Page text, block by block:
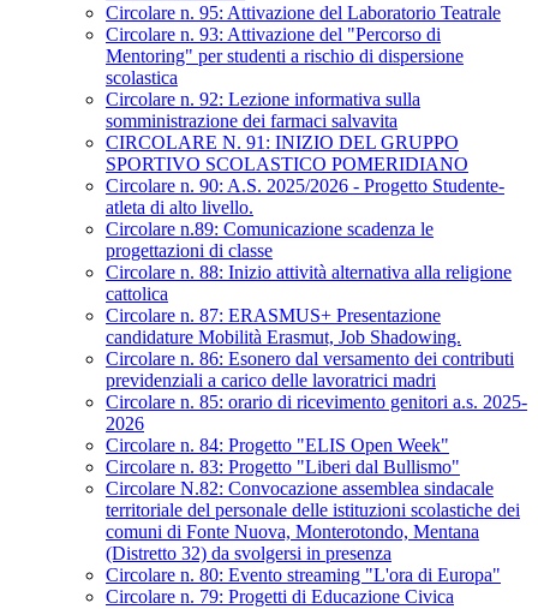
Circolare n. 95: Attivazione del Laboratorio Teatrale
Circolare n. 93: Attivazione del "Percorso di
Mentoring" per studenti a rischio di dispersione
scolastica
Circolare n. 92: Lezione informativa sulla
somministrazione dei farmaci salvavita
CIRCOLARE N. 91: INIZIO DEL GRUPPO
SPORTIVO SCOLASTICO POMERIDIANO
Circolare n. 90: A.S. 2025/2026 - Progetto Studente-
atleta di alto livello.
Circolare n.89: Comunicazione scadenza le
progettazioni di classe
Circolare n. 88: Inizio attività alternativa alla religione
cattolica
Circolare n. 87: ERASMUS+ Presentazione
candidature Mobilità Erasmut, Job Shadowing.
Circolare n. 86: Esonero dal versamento dei contributi
previdenziali a carico delle lavoratrici madri
Circolare n. 85: orario di ricevimento genitori a.s. 2025-
2026
Circolare n. 84: Progetto "ELIS Open Week"
Circolare n. 83: Progetto "Liberi dal Bullismo"
Circolare N.82: Convocazione assemblea sindacale
territoriale del personale delle istituzioni scolastiche dei
comuni di Fonte Nuova, Monterotondo, Mentana
(Distretto 32) da svolgersi in presenza
Circolare n. 80: Evento streaming "L'ora di Europa"
Circolare n. 79: Progetti di Educazione Civica